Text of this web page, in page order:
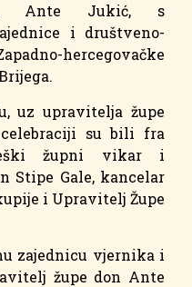
Ante Jukić, s
i društveno-
hercegovačke
uz upravitelja župe
su bili fra
župni vikar i
Stipe Gale, kancelar
i Upravitelj Župe
zajednicu vjernika i
župe don Ante